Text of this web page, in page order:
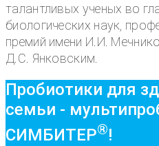
талантливых ученых во
биологических наук,
премий имени И.И.
Д.С. Янковским.
Пробиотики для
семьи -
СИМБИТЕР®!